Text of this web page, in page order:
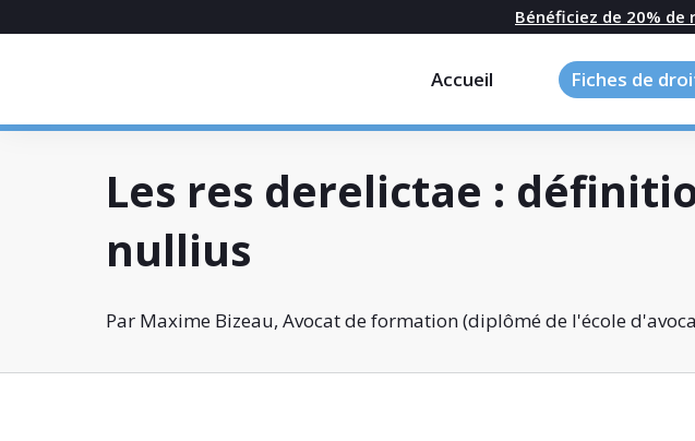
Bénéficiez de 20% de
Accueil Fiches de
Les res derelictae :
nullius
Par Maxime Bizeau, Avocat de formation (diplômé de l'école